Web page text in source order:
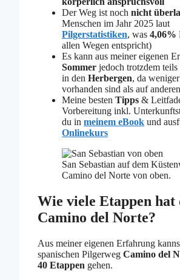
Der Weg ist noch nicht
Menschen im Jahr 2025 laut
Pilgerstatistiken, was 4,06%
allen Wegen entspricht)
Es kann aus meiner eigenen
Sommer jedoch trotzdem
in den Herbergen, da
vorhanden sind als auf
Meine besten Tipps &
Vorbereitung inkl.
du in meinem eBook und
Onlinekurs
San Sebastian auf dem
Camino del Norte von oben.
Wie viele Etappen hat
Camino del Norte?
Aus meiner eigenen Erfahrung
spanischen Pilgerweg Camino del
40 Etappen gehen.